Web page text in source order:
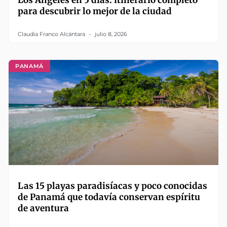
para descubrir lo mejor de la ciudad
Claudia Franco Alcántara julio 8, 2026
PANAMÁ
Las 15 playas paradisíacas y poco conocidas
de Panamá que todavía conservan espíritu
de aventura